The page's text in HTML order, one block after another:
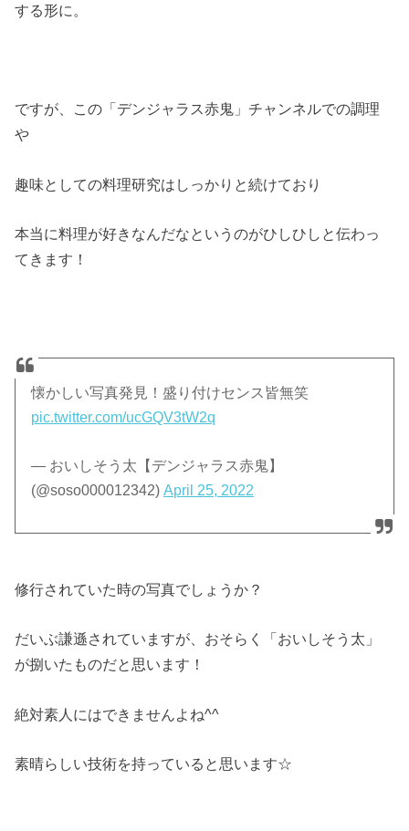
する形に。
ですが、この「デンジャラス赤鬼」チャンネルでの調理
や
趣味としての料理研究はしっかりと続けており
本当に料理が好きなんだなというのがひしひしと伝わっ
てきます！
懐かしい写真発見！盛り付けセンス皆無笑
pic.twitter.com/ucGQV3tW2q
— おいしそう太【デンジャラス赤鬼】
(@soso000012342)April 25, 2022
修行されていた時の写真でしょうか？
だいぶ謙遜されていますが、おそらく「おいしそう太」
が捌いたものだと思います！
絶対素人にはできませんよね^^
素晴らしい技術を持っていると思います☆